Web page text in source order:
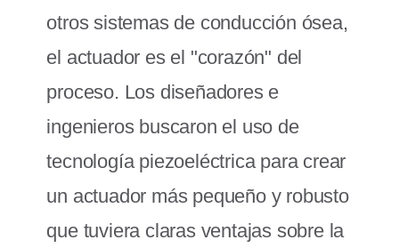
otros sistemas de conducción ósea,
el actuador es el "corazón" del
proceso. Los diseñadores e
ingenieros buscaron el uso de
tecnología piezoeléctrica para crear
un actuador más pequeño y robusto
que tuviera claras ventajas sobre la